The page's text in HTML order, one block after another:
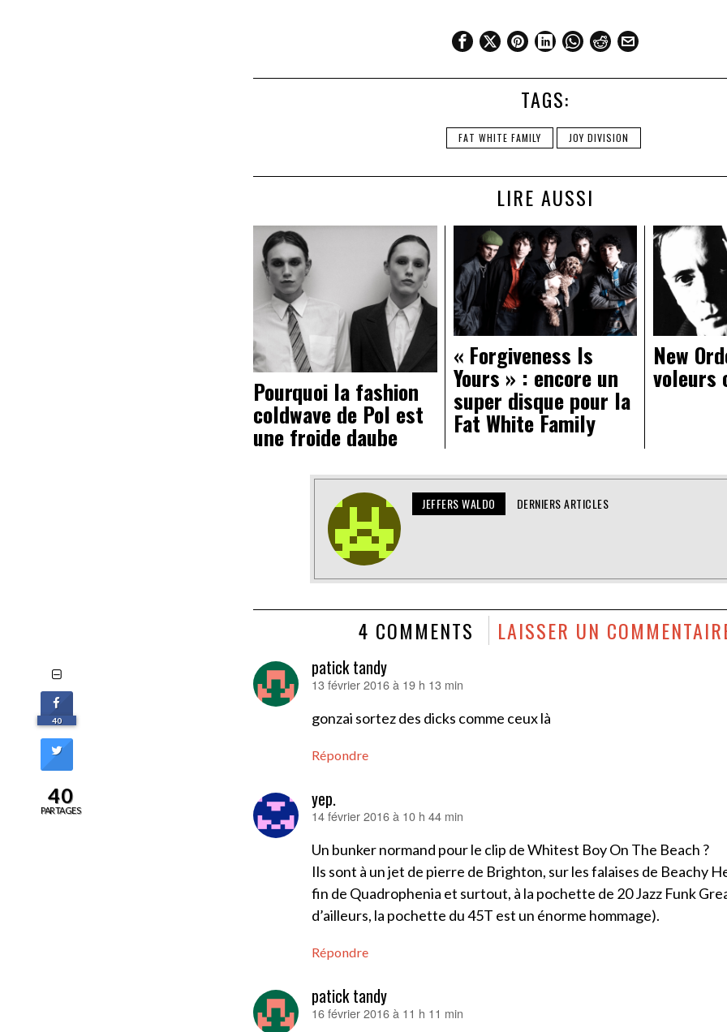
TAGS:
FAT WHITE FAMILY JOY DIVISION
LIRE AUSSI
Pourquoi la fashion
coldwave de Pol est
une froide daube
« Forgiveness Is
Yours » : encore un
super disque pour la
Fat White Family
New
voleurs
JEFFERS WALDO DERNIERS ARTICLES
4 COMMENTS LAISSER UN
patick tandy
dit :
13 février 2016 à 19 h 13 min
gonzai sortez des dicks comme ceux là
Répondre
yep.
dit :
14 février 2016 à 10 h 44 min
Un bunker normand pour le clip de Whitest Boy On The Beach ?
Ils sont à un jet de pierre de Brighton, sur les falaises de Beachy
fin de Quadrophenia et surtout, à la pochette de 20 Jazz Funk
d’ailleurs, la pochette du 45T est un énorme hommage).
Répondre
patick tandy
dit :
16 février 2016 à 11 h 11 min
40
40
PARTAGES